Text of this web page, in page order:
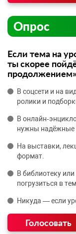
Опрос
Если тема на
ты скорее
В соцсети и на
ролики и
В
нужны надёжные
На выставки,
формат.
В библиотеку
погрузиться в
Никуда — если